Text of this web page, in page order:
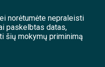
norėtumėte nepraleisti
paskelbtas datas,
šių mokymų priminimą